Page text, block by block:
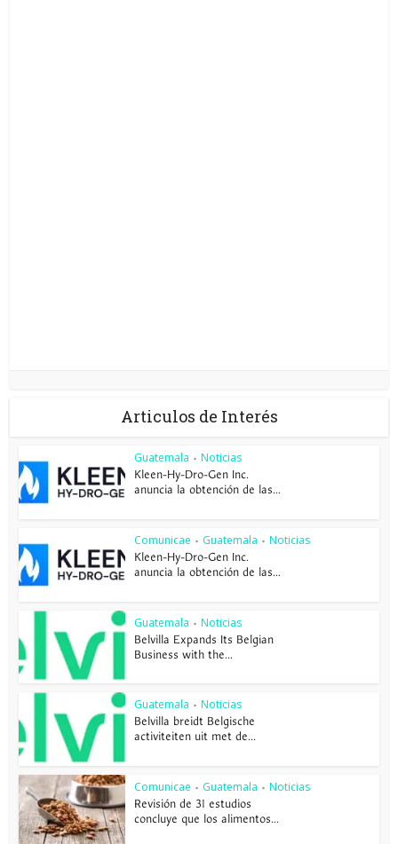
Articulos de Interés
Guatemala • Noticias
Kleen-Hy-Dro-Gen Inc.
anuncia la obtención de las...
Comunicae • Guatemala • Noticias
Kleen-Hy-Dro-Gen Inc.
anuncia la obtención de las...
Guatemala • Noticias
Belvilla Expands Its Belgian
Business with the...
Guatemala • Noticias
Belvilla breidt Belgische
activiteiten uit met de...
Comunicae • Guatemala • Noticias
Revisión de 31 estudios
concluye que los alimentos...